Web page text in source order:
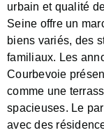
urbain et qualité
Seine offre un
biens variés, des
familiaux. Les
Courbevoie
comme une
spacieuses. Le
avec des